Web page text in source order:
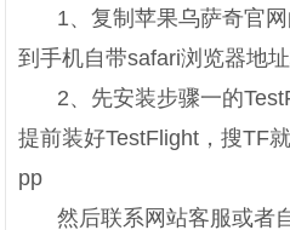
1、复制苹果乌萨奇官
到手机自带safari浏览器地址
2、先安装步骤一的
提前装好TestFlight，搜TF
pp
然后联系网站客服或者